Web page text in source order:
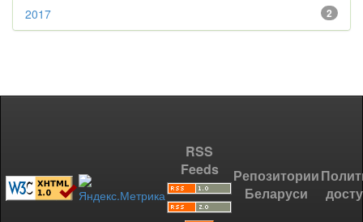
2
2017
RSS
Feeds
Репозитории
Беларуси